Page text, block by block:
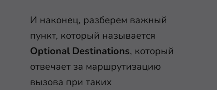
И наконец, разберем важный
пункт, который называется
Optional Destinations, который
отвечает за маршрутизацию
вызова при таких